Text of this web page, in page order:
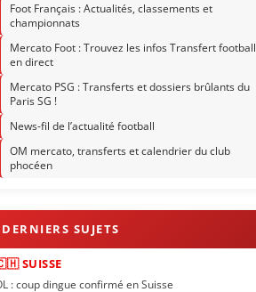
Foot Français : Actualités, classements et
championnats
Mercato Foot : Trouvez les infos Transfert football
en direct
Mercato PSG : Transferts et dossiers brûlants du
Paris SG !
News-fil de l’actualité football
OM mercato, transferts et calendrier du club
phocéen
SUISSE
: coup dingue confirmé en Suisse